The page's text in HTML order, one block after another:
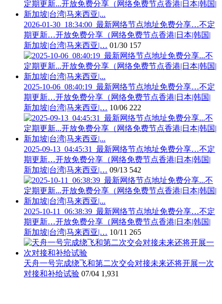
2026-01-30_18:34:00_最新网络节点地址免费分享…不定
期更新…开放免费分享（网络免费节点香港|日本|韩国|
新加坡|台湾|马来西亚|… 01/30 157
2025-10-06_08:40:19_最新网络节点地址免费分享…不定
期更新…开放免费分享（网络免费节点香港|日本|韩国|
新加坡|台湾|马来西亚|… 10/06 222
2025-09-13_04:45:31_最新网络节点地址免费分享…不定
期更新…开放免费分享（网络免费节点香港|日本|韩国|
新加坡|台湾|马来西亚|… 09/13 542
2025-10-11_06:38:39_最新网络节点地址免费分享…不定
期更新…开放免费分享（网络免费节点香港|日本|韩国|
新加坡|台湾|马来西亚|… 10/11 265
天舟一号完成绕飞和第二次交会对接未来还将开展一次
对接和补给试验 07/04 1,931